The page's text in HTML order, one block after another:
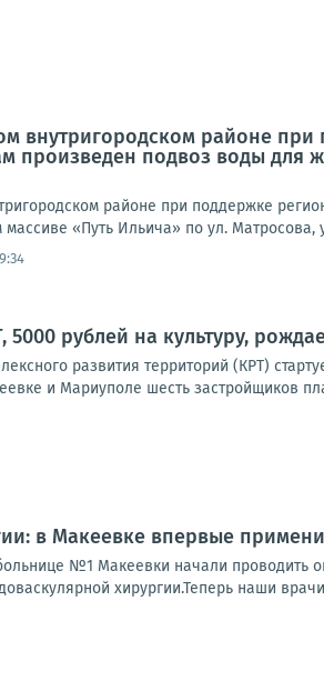
внутригородском районе
произведен подвоз воды для
районе при поддержке
«Путь Ильича» по ул. Матросова,
рублей на культуру,
развития территорий (КРТ)
и Мариуполе шесть застройщиков
в Макеевке впервые
№1 Макеевки начали проводить
хирургии.Теперь наши